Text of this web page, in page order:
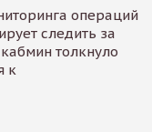
операций
следить за
толкнуло
к